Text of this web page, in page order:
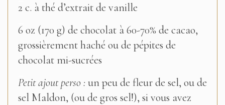
2 c. à thé d’extrait de vanille
–
6 oz (170 g) de chocolat à 60-70% de cacao,
grossièrement haché ou de pépites de
chocolat mi-sucrées
Petit ajout perso : un peu de fleur de sel, ou de
sel Maldon, (ou de gros sel!), si vous avez